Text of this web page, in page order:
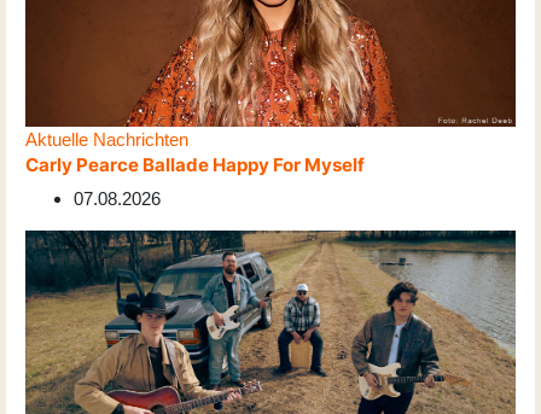
Aktuelle Nachrichten
Carly Pearce Ballade Happy For Myself
07.08.2026